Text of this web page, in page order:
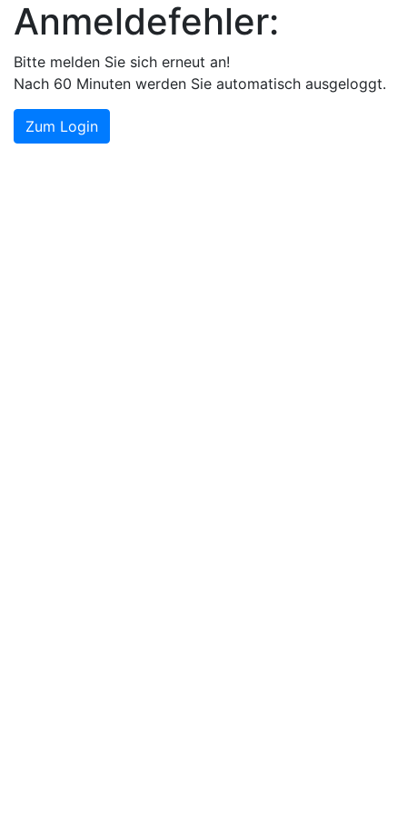
Anmeldefehler:
Bitte melden Sie sich erneut an!
Nach 60 Minuten werden Sie automatisch ausgeloggt.
Zum Login